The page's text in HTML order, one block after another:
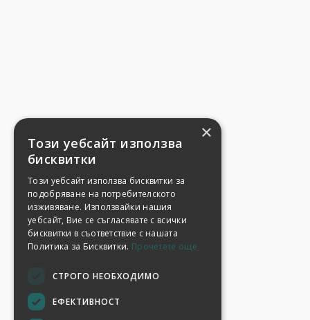
×
Този уебсайт използва
бисквитки
Този уебсайт използва бисквитки за
подобряване на потребителското
изживяване. Използвайки нашия
уебсайт, Вие се съгласявате с всички
бисквитки в съответствие с нашата
Политика за Бисквитки. Прочетете още
СТРОГО НЕОБХОДИМО
ЕФЕКТИВНОСТ